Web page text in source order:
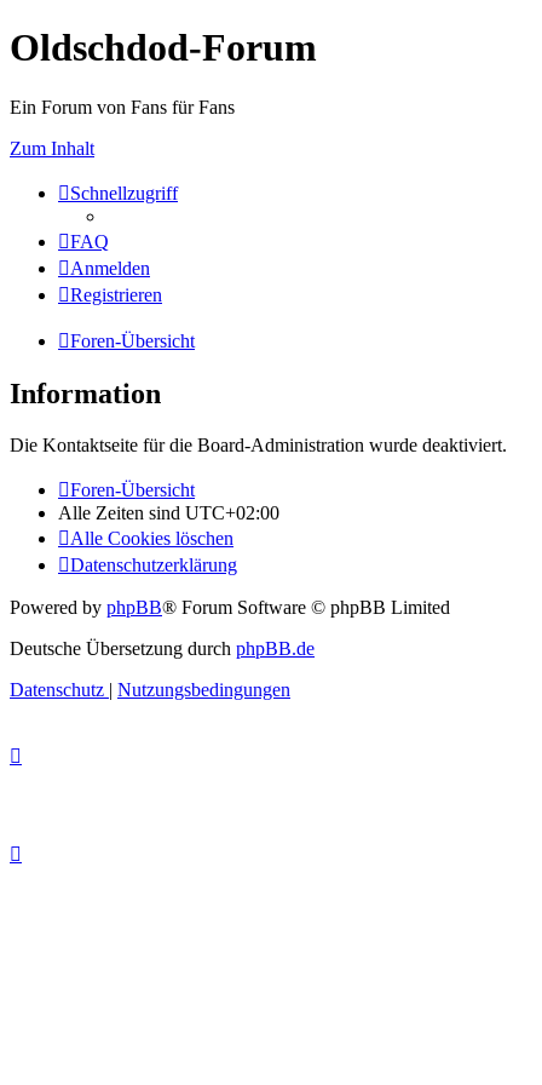
Oldschdod-Forum
Ein Forum von Fans für Fans
Zum Inhalt
Schnellzugriff
FAQ
Anmelden
Registrieren
Foren-Übersicht
Information
Die Kontaktseite für die Board-Administration wurde deaktiviert.
Foren-Übersicht
Alle Zeiten sind UTC+02:00
Alle Cookies löschen
Datenschutzerklärung
Powered by phpBB® Forum Software © phpBB Limited
Deutsche Übersetzung durch phpBB.de
Datenschutz | Nutzungsbedingungen